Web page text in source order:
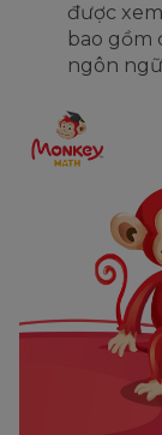
được
bao gồm
ngôn